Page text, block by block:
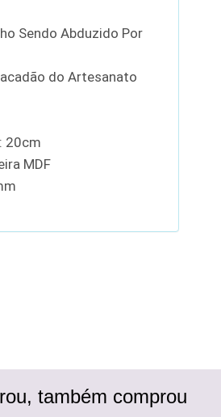
Sendo Abduzido Por
do Artesanato
20cm
MDF
também comprou